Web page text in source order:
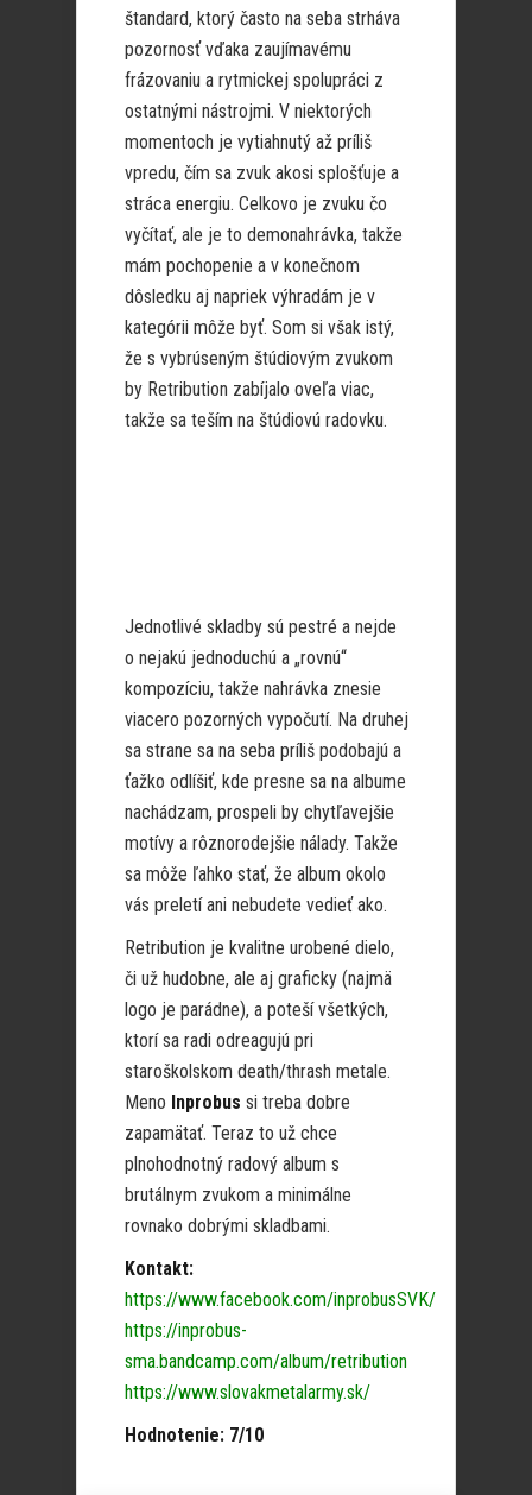
štandard, ktorý často na seba strháva
pozornosť vďaka zaujímavému
frázovaniu a rytmickej spolupráci z
ostatnými nástrojmi. V niektorých
momentoch je vytiahnutý až príliš
vpredu, čím sa zvuk akosi splošťuje a
stráca energiu. Celkovo je zvuku čo
vyčítať, ale je to demonahrávka, takže
mám pochopenie a v konečnom
dôsledku aj napriek výhradám je v
kategórii môže byť. Som si však istý,
že s vybrúseným štúdiovým zvukom
by Retribution zabíjalo oveľa viac,
takže sa teším na štúdiovú radovku.
Jednotlivé skladby sú pestré a nejde
o nejakú jednoduchú a „rovnú“
kompozíciu, takže nahrávka znesie
viacero pozorných vypočutí. Na druhej
sa strane sa na seba príliš podobajú a
ťažko odlíšiť, kde presne sa na albume
nachádzam, prospeli by chytľavejšie
motívy a rôznorodejšie nálady. Takže
sa môže ľahko stať, že album okolo
vás preletí ani nebudete vedieť ako.
Retribution je kvalitne urobené dielo,
či už hudobne, ale aj graficky (najmä
logo je parádne), a poteší všetkých,
ktorí sa radi odreagujú pri
staroškolskom death/thrash metale.
Meno Inprobus si treba dobre
zapamätať. Teraz to už chce
plnohodnotný radový album s
brutálnym zvukom a minimálne
rovnako dobrými skladbami.
Kontakt:
https://www.facebook.com/inprobusSVK/
https://inprobus-
sma.bandcamp.com/album/retribution
https://www.slovakmetalarmy.sk/
Hodnotenie: 7/10